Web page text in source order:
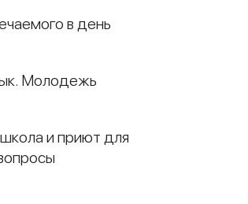
в день
Молодежь
и приют для